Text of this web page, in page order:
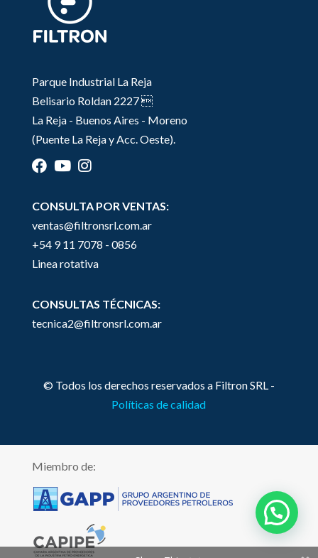
Parque Industrial La Reja
Belisario Roldan 2227 
La Reja - Buenos Aires - Moreno
(Puente La Reja y Acc. Oeste).
CONSULTA POR VENTAS:
ventas@filtronsrl.com.ar
+54 9 11 7078 - 0856
Linea rotativa
CONSULTAS TÉCNICAS:
tecnica2@filtronsrl.com.ar
© Todos los derechos reservados a Filtron SRL -
Políticas de calidad
Miembro de: